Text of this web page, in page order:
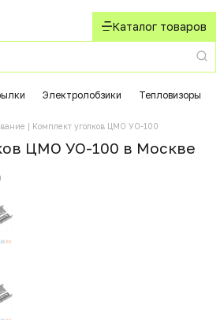
Каталог товаров
Электролобзики Тепловизоры
Комплект уголков ЦМО УО-100
ЦМО УО-100 в Москвe